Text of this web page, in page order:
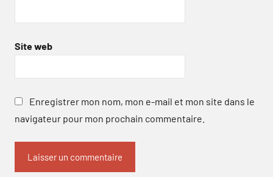
Site web
Enregistrer mon nom, mon e-mail et mon site dans le
navigateur pour mon prochain commentaire.